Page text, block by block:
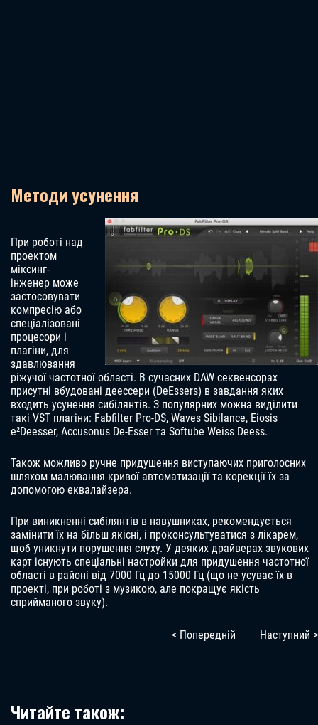
Методи усунення
При роботі над
проектом
міксинг-
інженер може
застосовувати
компресію або
спеціалізовані
процесори і
плагіни, для
здавлювання
ріжучої частотної області. В сучасних DAW секвенсорах
присутні вбудовані деессери (DeEssers) в завдання яких
входить усунення сибілянтів. З популярних можна виділити
такі VST плагіни: Fabfilter Pro-DS, Waves Sibilance, Eiosis
e²Deesser, Accusonus De-Esser та Softube Weiss Deess.
Також можливо ручне придушення виступаючих приголосних
шляхом малювання кривої автоматизації та корекції їх за
допомогою еквалайзера.
При виникненні сибілянтів в навушниках, рекомендується
замінити їх на більш якісні, і проконсультуватися з лікарем,
щоб уникнути порушення слуху. У деяких драйверах звукових
карт існують спеціальні настройки для придушення частотної
області в районі від 7000 Гц до 15000 Гц (що не усуває їх в
проекті, при роботі з музикою, але покращує якість
сприйманого звуку).
< Попередній Наступний >
Читайте також: